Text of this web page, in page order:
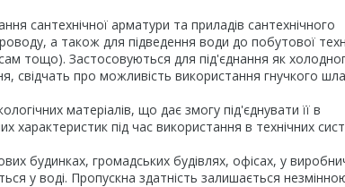
сантехнічної арматури та приладів сантехнічного
а також для підведення води до побутової
тощо). Застосовуються для під'єднання як
свідчать про можливість використання гнучкого
матеріалів, що дає змогу під'єднувати її в
характеристик під час використання в технічних
будинках, громадських будівлях, офісах, у
у воді. Пропускна здатність залишається